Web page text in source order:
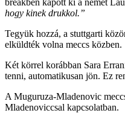
hogy kinek drukkol.”
Tegyük hozzá, a stuttgarti
elküldték volna meccs közben.
Két körrel korábban Sara
tenni, automatikusan jön. Ez
A Muguruza-Mladenovic
Mladenoviccsal kapcsolatban.